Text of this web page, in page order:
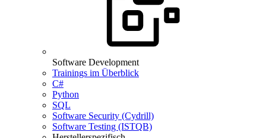
Software Development
Trainings im Überblick
C#
Python
SQL
Software Security (Cydrill)
Software Testing (ISTQB)